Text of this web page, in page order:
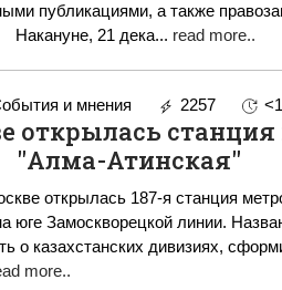
публикациями, а также
деятельностью. Накануне, 21 дека... read more..
и мнения 2257
открылась станция
"Алма-Атинская"
открылась 187-я станция
юге Замоскворецкой линии.
о казахстанских дивизиях,
more..